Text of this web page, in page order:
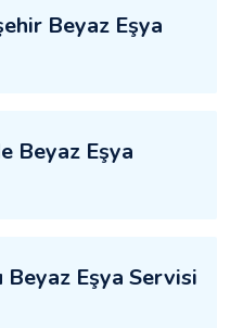
Beyaz Eşya
Beyaz Eşya
Beyaz Eşya Servisi